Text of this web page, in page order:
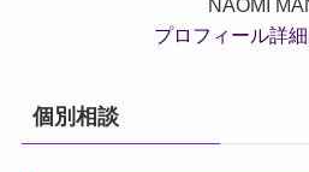
NAOMI
プロフィール詳
個別相談